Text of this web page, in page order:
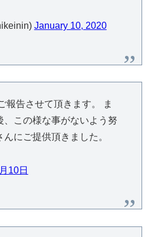
January 10, 2020
告させて頂きます。 ま
この様な事がないよう努
にご提供頂きました。
10日